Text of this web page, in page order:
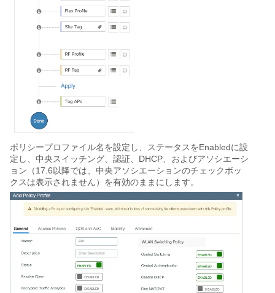
ポリシープロファイル名を設定し、ステータスをEnabledに設
定し、中央スイッチング、認証、DHCP、およびアソシエーシ
ョン（17.6以降では、中央アソシエーションのチェックボッ
クスは表示されません）を有効のままにします。